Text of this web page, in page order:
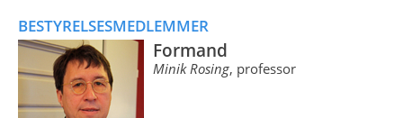
BESTYRELSESMEDLEMMER
Formand
Minik Rosing, professor